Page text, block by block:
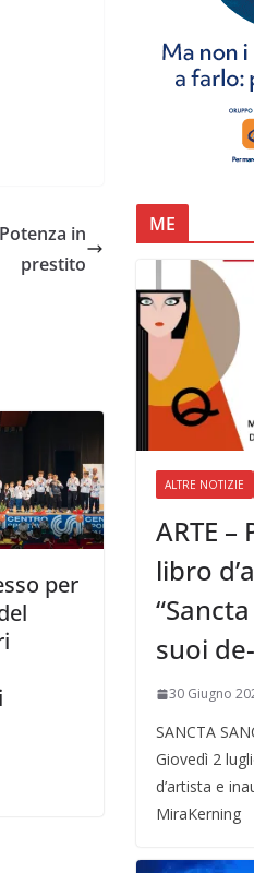
in
prestito
per
ME
ALTRE NOTIZIE
ARTE
libro
suoi
30 Giugno
SANCTA
Giovedì 2
d’artista e
MiraKerning